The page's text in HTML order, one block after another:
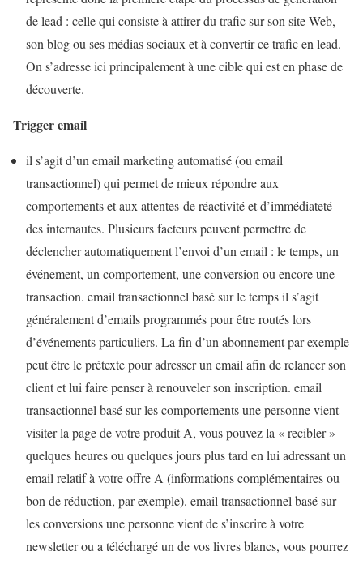
de lead : celle qui consiste à attirer du trafic sur son site Web,
son blog ou ses médias sociaux et à convertir ce trafic en lead.
On s’adresse ici principalement à une cible qui est en phase de
découverte.
Trigger email
il s’agit d’un email marketing automatisé (ou email
transactionnel) qui permet de mieux répondre aux
comportements et aux attentes de réactivité et d’immédiateté
des internautes. Plusieurs facteurs peuvent permettre de
déclencher automatiquement l’envoi d’un email : le temps, un
événement, un comportement, une conversion ou encore une
transaction. email transactionnel basé sur le temps il s’agit
généralement d’emails programmés pour être routés lors
d’événements particuliers. La fin d’un abonnement par exemple
peut être le prétexte pour adresser un email afin de relancer son
client et lui faire penser à renouveler son inscription. email
transactionnel basé sur les comportements une personne vient
visiter la page de votre produit A, vous pouvez la « recibler »
quelques heures ou quelques jours plus tard en lui adressant un
email relatif à votre offre A (informations complémentaires ou
bon de réduction, par exemple). email transactionnel basé sur
les conversions une personne vient de s’inscrire à votre
newsletter ou a téléchargé un de vos livres blancs, vous pourrez